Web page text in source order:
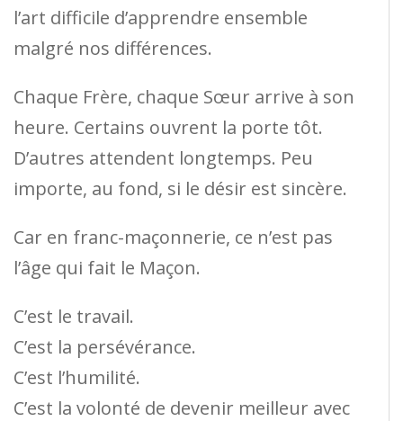
l’art difficile d’apprendre ensemble
malgré nos différences.
Chaque Frère, chaque Sœur arrive à son
heure. Certains ouvrent la porte tôt.
D’autres attendent longtemps. Peu
importe, au fond, si le désir est sincère.
Car en franc-maçonnerie, ce n’est pas
l’âge qui fait le Maçon.
C’est le travail.
C’est la persévérance.
C’est l’humilité.
C’est la volonté de devenir meilleur avec